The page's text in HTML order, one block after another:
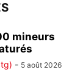
mineurs
- 5 août 2026